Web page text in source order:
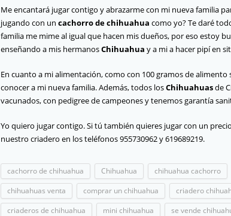
Me encantará jugar contigo y abrazarme con mi nueva familia
jugando con un cachorro de chihuahua como yo? Te daré
familia me mime al igual que hacen mis dueños, por eso estoy
enseñando a mis hermanosChihuahua y a mi a hacer pipí en
En cuanto a mi alimentación, como con 100 gramos de
conocer a mi nueva familia. Además, todos losChihuahuasde
vacunados, con pedigree de campeones y tenemos garantía
Yo quiero jugar contigo. Si tú también quieres jugar con un
nuestro criadero en los teléfonos 955730962 y 619689219.
cachorro de chihuahua Chihuahua chihuahua cachorro
chihuahuas venta
comprar un chihuahua criadero
criaderos de chihuahua
mini chihuahua se vende